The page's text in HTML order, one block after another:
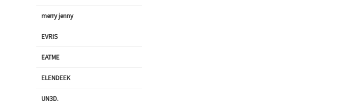
merry jenny
EVRIS
EATME
ELENDEEK
UN3D.